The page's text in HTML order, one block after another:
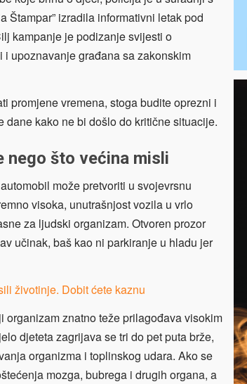
Štampar” izradila informativni letak pod
kampanje je podizanje svijesti o
upoznavanje građana sa zakonskim
promjene vremena, stoga budite oprezni i
kako ne bi došlo do kritične situacije.
nego što većina misli
može pretvoriti u svojevrsnu
visoka, unutrašnjost vozila u vrlo
za ljudski organizam. Otvoren prozor
učinak, baš kao ni parkiranje u hladu jer
životinje. Dobit ćete kaznu
znatno teže prilagođava visokim
djeteta zagrijava se tri do pet puta brže,
organizma i toplinskog udara. Ako se
mozga, bubrega i drugih organa, a